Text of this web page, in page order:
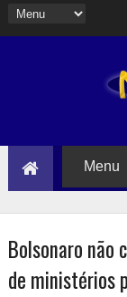
Bolsonaro não
de ministérios